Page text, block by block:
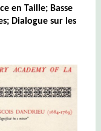
en Taille; Basse
Dialogue sur les